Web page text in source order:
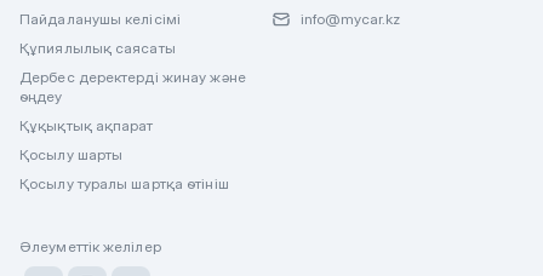
Пайдаланушы келісімі
Құпиялылық саясаты
Дербес деректерді жинау және
өңдеу
Құқықтық ақпарат
Қосылу шарты
Қосылу туралы шартқа өтініш
info@mycar.kz
Әлеуметтік желілер